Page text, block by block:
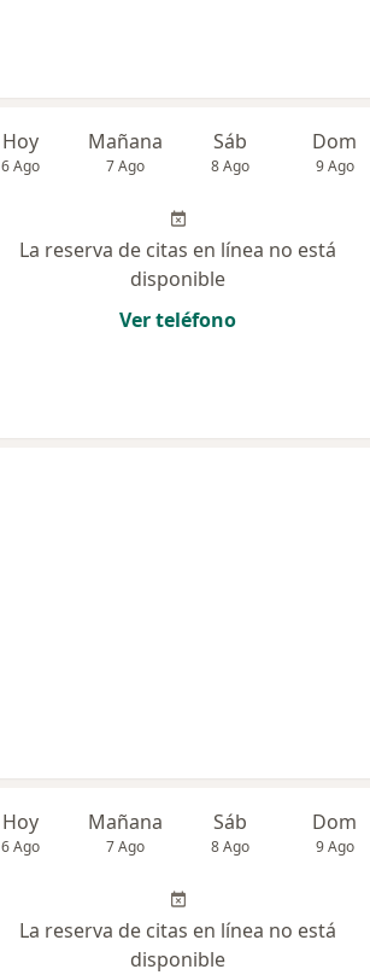
Hoy
6 Ago
Mañana
7 Ago
Sáb
8 Ago
Dom
9 Ago
La reserva de citas en línea no está
disponible
Ver teléfono
Hoy
6 Ago
Mañana
7 Ago
Sáb
8 Ago
Dom
9 Ago
La reserva de citas en línea no está
disponible